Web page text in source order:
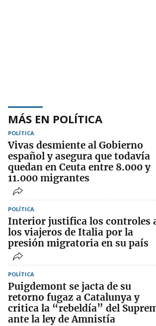
MÁS EN POLÍTICA
POLÍTICA
Vivas desmiente al Gobierno
español y asegura que todavía
quedan en Ceuta entre 8.000 y
11.000 migrantes
POLÍTICA
Interior justifica los controles
los viajeros de Italia por la
presión migratoria en su país
POLÍTICA
Puigdemont se jacta de su
retorno fugaz a Catalunya y
critica la “rebeldía” del
ante la ley de Amnistía